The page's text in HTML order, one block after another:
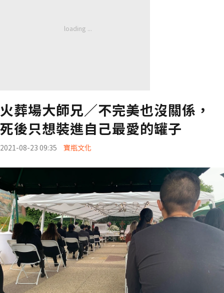
火葬場大師兄／不完美也沒關係，
死後只想裝進自己最愛的罐子
2021-08-23 09:35 寶瓶文化